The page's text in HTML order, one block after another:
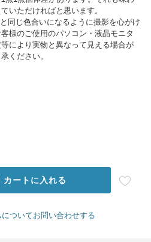
いただければと思います。
同じ色合いになるように撮影を心がけ
様のご使用のパソコン・液晶モニタ
により実物と異なって見える場合が
ください。
カートに入れる
ついてお問い合わせする